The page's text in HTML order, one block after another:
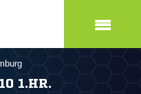
1.HR.